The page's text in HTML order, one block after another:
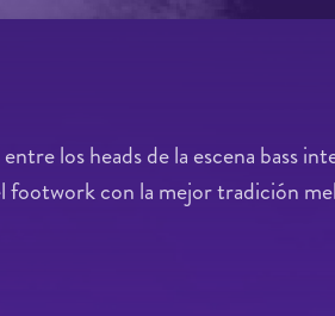
los heads de la escena bass
con la mejor tradición